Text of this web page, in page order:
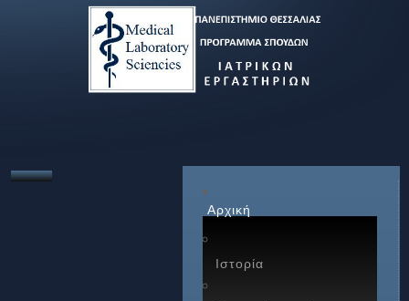
Αρχική
Ιστορία